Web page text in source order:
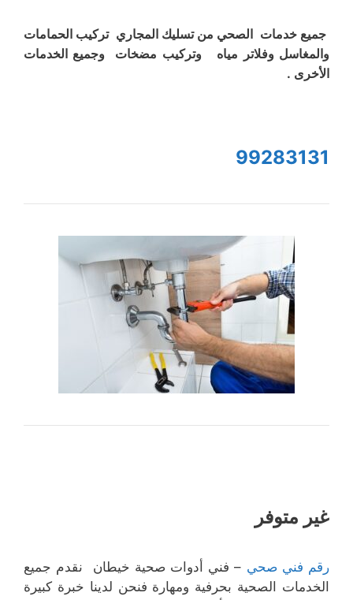
جميع خدمات الصحي من تسليك المجاري تركيب الحمامات
والمغاسل وفلاتر مياه وتركيب مضخات وجميع الخدمات
الأخرى .
99283131
غير متوفر
رقم فني صحي – فني أدوات صحية خيطان نقدم جميع
الخدمات الصحية بحرفية ومهارة فنحن لدينا خبرة كبيرة